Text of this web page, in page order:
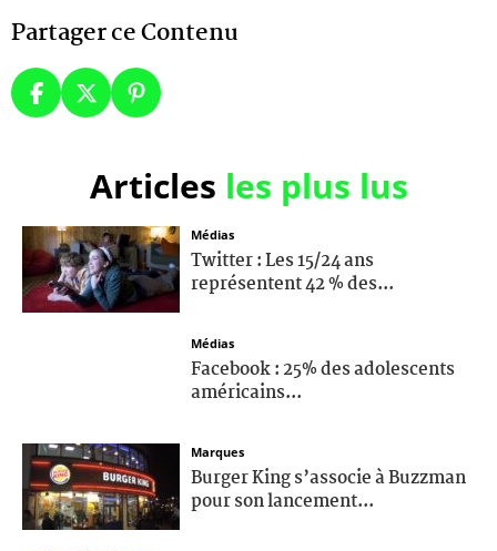
Partager ce Contenu
Articles les plus lus
Médias
Twitter : Les 15/24 ans
représentent 42 % des...
Médias
Facebook : 25% des adolescents
américains...
Marques
Burger King s’associe à Buzzman
pour son lancement...